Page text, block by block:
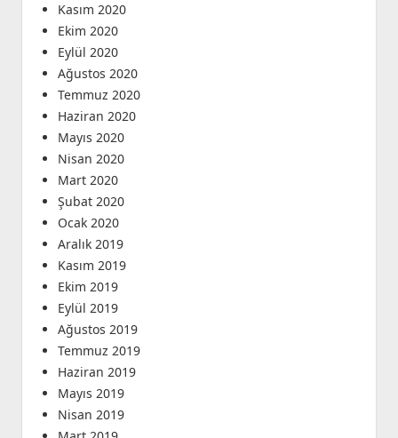
Kasım 2020
Ekim 2020
Eylül 2020
Ağustos 2020
Temmuz 2020
Haziran 2020
Mayıs 2020
Nisan 2020
Mart 2020
Şubat 2020
Ocak 2020
Aralık 2019
Kasım 2019
Ekim 2019
Eylül 2019
Ağustos 2019
Temmuz 2019
Haziran 2019
Mayıs 2019
Nisan 2019